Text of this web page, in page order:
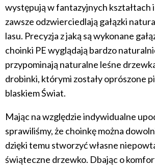
występują w fantazyjnych kształtach
zawsze odzwierciedlają gałązki
lasu. Precyzja z jaką są wykonane
choinki PE wyglądają bardzo
przypominają naturalne leśne
drobinki, którymi zostały oprószone
blaskiem Świat.
Mając na względzie indywidualne
sprawiliśmy, że choinkę można
dzięki temu stworzyć własne
świąteczne drzewko. Dbając o